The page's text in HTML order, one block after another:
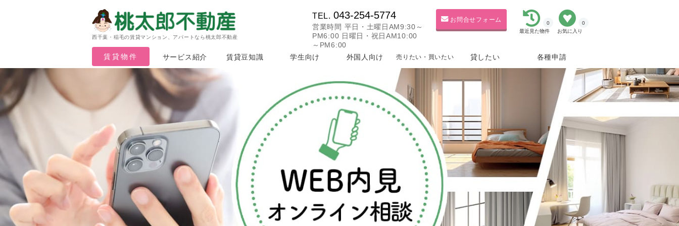
西千葉・稲毛の賃貸マンション、アパートなら桃太郎不動産
お気に入り
0
最近見た物件
0
お問合せフォーム
TEL. 043-254-5774
営業時間 平日・土曜日AM9:30～
PM6:00 日曜日・祝日AM10:00
～PM6:00
賃貸物件
サービス紹介 賃貸豆知識 学生向け 外国人向け 売りたい・買いたい 貸したい 各種申請